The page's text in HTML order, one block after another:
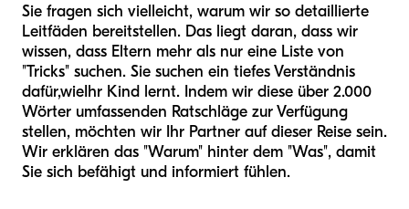
Sie fragen sich vielleicht, warum wir so detaillierte
Leitfäden bereitstellen. Das liegt daran, dass wir
wissen, dass Eltern mehr als nur eine Liste von
"Tricks" suchen. Sie suchen ein tiefes Verständnis
dafür,wieIhr Kind lernt. Indem wir diese über 2.000
Wörter umfassenden Ratschläge zur Verfügung
stellen, möchten wir Ihr Partner auf dieser Reise sein.
Wir erklären das "Warum" hinter dem "Was", damit
Sie sich befähigt und informiert fühlen.